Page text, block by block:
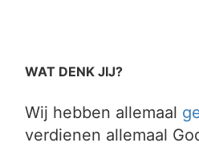
WAT DENK JIJ?
Wij hebben allemaal
verdienen allemaal